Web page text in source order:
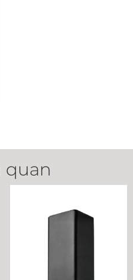
quan